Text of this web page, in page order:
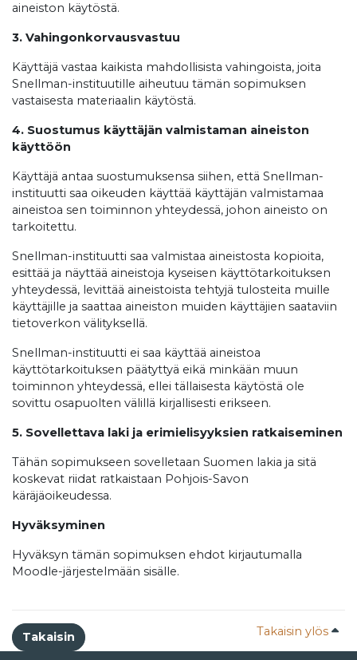
aineiston käytöstä.
3. Vahingonkorvausvastuu
Käyttäjä vastaa kaikista mahdollisista vahingoista, joita
Snellman-instituutille aiheutuu tämän sopimuksen
vastaisesta materiaalin käytöstä.
4. Suostumus käyttäjän valmistaman aineiston
käyttöön
Käyttäjä antaa suostumuksensa siihen, että Snellman-
instituutti saa oikeuden käyttää käyttäjän valmistamaa
aineistoa sen toiminnon yhteydessä, johon aineisto on
tarkoitettu.
Snellman-instituutti saa valmistaa aineistosta kopioita,
esittää ja näyttää aineistoja kyseisen käyttötarkoituksen
yhteydessä, levittää aineistoista tehtyjä tulosteita muille
käyttäjille ja saattaa aineiston muiden käyttäjien saataviin
tietoverkon välityksellä.
Snellman-instituutti ei saa käyttää aineistoa
käyttötarkoituksen päätyttyä eikä minkään muun
toiminnon yhteydessä, ellei tällaisesta käytöstä ole
sovittu osapuolten välillä kirjallisesti erikseen.
5. Sovellettava laki ja erimielisyyksien ratkaiseminen
Tähän sopimukseen sovelletaan Suomen lakia ja sitä
koskevat riidat ratkaistaan Pohjois-Savon
käräjäoikeudessa.
Hyväksyminen
Hyväksyn tämän sopimuksen ehdot kirjautumalla
Moodle-järjestelmään sisälle.
Takaisin Takaisin ylös